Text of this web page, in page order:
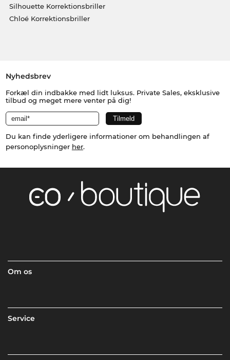
Silhouette Korrektionsbriller
Chloé Korrektionsbriller
Nyhedsbrev
Forkæl din indbakke med lidt luksus. Private Sales, eksklusive
tilbud og meget mere venter på dig!
Du kan finde yderligere informationer om behandlingen af
personoplysninger her.
Om os
Service